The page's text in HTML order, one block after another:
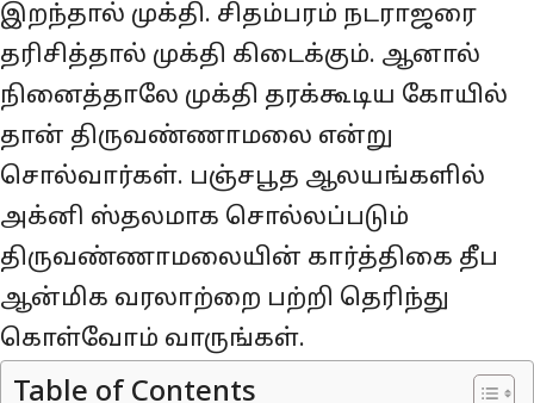
இறந்தால் முக்தி. சிதம்பரம் நடராஜரை
தரிசித்தால் முக்தி கிடைக்கும். ஆனால்
நினைத்தாலே முக்தி தரக்கூடிய கோயில்
தான் திருவண்ணாமலை என்று
சொல்வார்கள். பஞ்சபூத ஆலயங்களில்
அக்னி ஸ்தலமாக சொல்லப்படும்
திருவண்ணாமலையின் கார்த்திகை தீப
ஆன்மிக வரலாற்றை பற்றி தெரிந்து
கொள்வோம் வாருங்கள்.
Table of Contents